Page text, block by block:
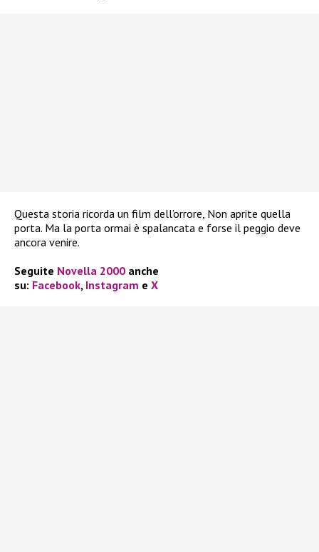
Questa storia ricorda un film dell’orrore, Non aprite quella
porta. Ma la porta ormai è spalancata e forse il peggio deve
ancora venire.
Seguite Novella 2000 anche
su: Facebook, Instagram e X